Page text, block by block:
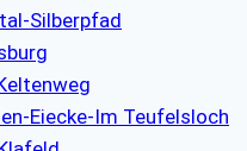
Silberpfad
Eiecke-Im Teufelsloch